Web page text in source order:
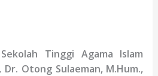
Tinggi Agama Islam
Dr. Otong Sulaeman, M.Hum.,